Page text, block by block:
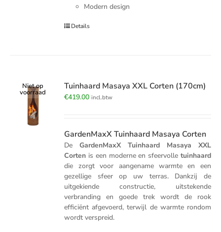
Modern design
Details
Niet op
voorraad
Tuinhaard Masaya XXL Corten (170cm)
€419.00 incl.btw
GardenMaxX Tuinhaard Masaya Corten
DeGardenMaxX Tuinhaard Masaya XXL
Corten is een moderne en sfeervolle tuinhaard
die zorgt voor aangename warmte en een
gezellige sfeer op uw terras. Dankzij de
uitgekiende constructie, uitstekende
verbranding en goede trek wordt de rook
efficiënt afgevoerd, terwijl de warmte rondom
wordt verspreid.